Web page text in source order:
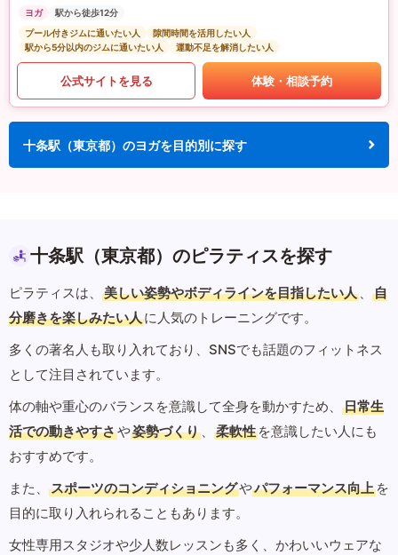
ヨガ
駅から徒歩12分
プール付きジムに通いたい人
隙間時間を活用したい人
駅から5分以内のジムに通いたい人
運動不足を解消したい人
公式サイトを見る 体験・相談予約
十条駅（東京都）のヨガを目的別に探す
十条駅（東京都）のピラティスを探す
ピラティスは、 美しい姿勢やボディラインを目指したい人 、
自
分磨きを楽しみたい人に人気のトレーニングです。
多くの著名人も取り入れており、SNSでも話題のフィットネス
として注目されています。
体の軸や重心のバランスを意識して全身を動かすため、
日常生
活での動きやすさや姿勢づくり 、 柔軟性 を意識したい人にも
おすすめです。
また、
スポーツのコンディショニングやパフォーマンス向上 を
目的に取り入れられることもあります。
女性専用スタジオや少人数レッスンも多く、かわいいウェアな